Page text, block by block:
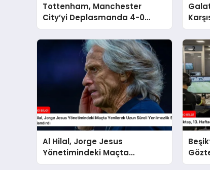
Tottenham, Manchester
City’yi Deplasmanda 4-0
Mağlup Etti
0
Al Hilal, Jorge Jesus
Yönetimindeki Maçta
Yenilerek Uzun Süreli